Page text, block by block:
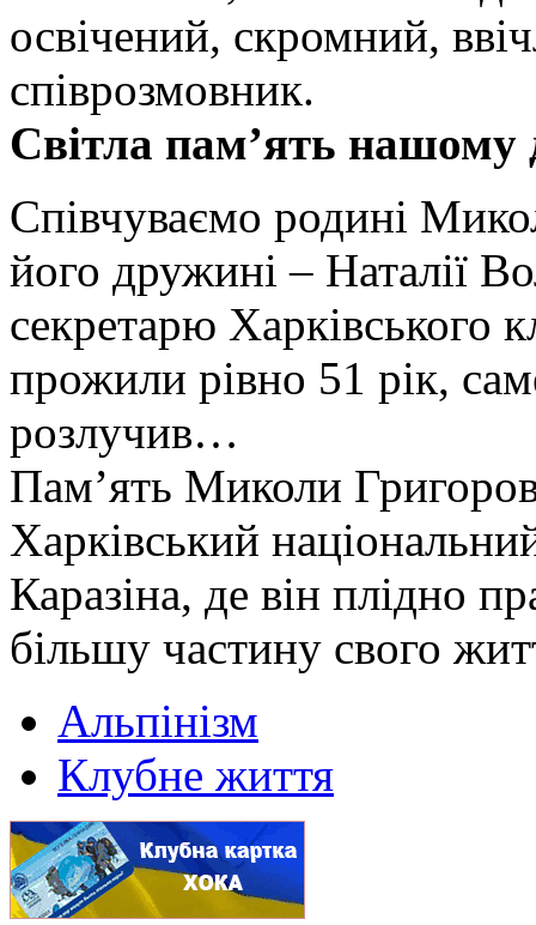
освічений, скромний,
співрозмовник.
Світла пам’ять нашому
Співчуваємо родині
його дружині – Наталії
секретарю Харківського
прожили рівно 51 рік,
розлучив…
Пам’ять Миколи
Харківський
Каразіна, де він плідно
більшу частину свого
Альпінізм
Клубне життя